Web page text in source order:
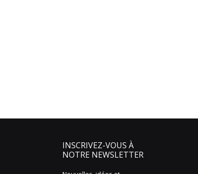
INSCRIVEZ-VOUS À
NOTRE NEWSLETTER